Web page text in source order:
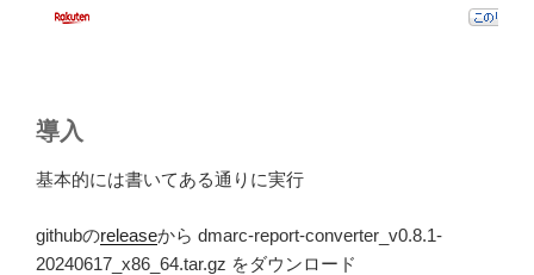
導入
基本的には書いてある通りに実行
githubのreleaseから dmarc-report-converter_v0.8.1-
20240617_x86_64.tar.gz をダウンロード